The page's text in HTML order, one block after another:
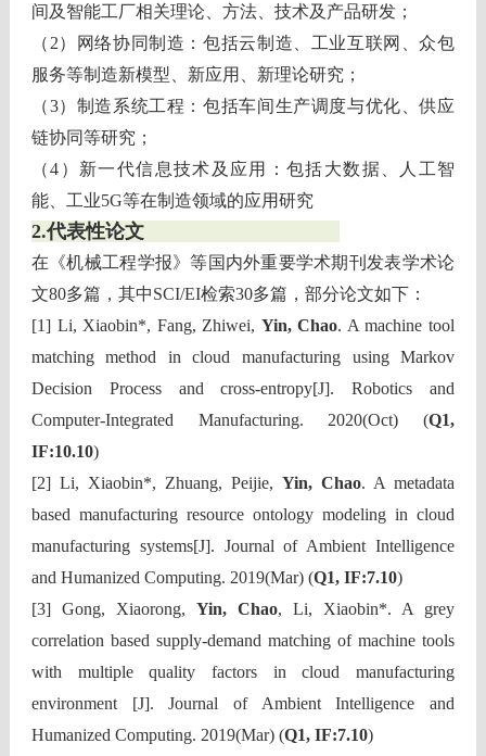
间及智能工厂相关理论、方法、技术及产品研发；
（2）网络协同制造：包括云制造、工业互联网、众包
服务等制造新模型、新应用、新理论研究；
（3）制造系统工程：包括车间生产调度与优化、供应
链协同等研究；
（4）新一代信息技术及应用：包括大数据、人工智
能、工业5G等在制造领域的应用研究
2.代表性论文
在《机械工程学报》等国内外重要学术期刊发表学术论
文80多篇，其中SCI/EI检索30多篇，部分论文如下：
[1] Li, Xiaobin*, Fang, Zhiwei, Yin, Chao. A machine tool
matching method in cloud manufacturing using Markov
Decision Process and cross-entropy[J]. Robotics and
Computer-Integrated Manufacturing. 2020(Oct) (Q1,
IF:10.10)
[2] Li, Xiaobin*, Zhuang, Peijie, Yin, Chao. A metadata
based manufacturing resource ontology modeling in cloud
manufacturing systems[J]. Journal of Ambient Intelligence
and Humanized Computing. 2019(Mar) (Q1, IF:7.10)
[3] Gong, Xiaorong, Yin, Chao, Li, Xiaobin*. A grey
correlation based supply-demand matching of machine tools
with multiple quality factors in cloud manufacturing
environment [J]. Journal of Ambient Intelligence and
Humanized Computing. 2019(Mar) (Q1, IF:7.10)